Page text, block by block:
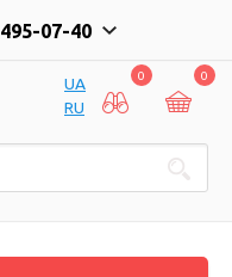
495-07-40
UA
RU
0 0